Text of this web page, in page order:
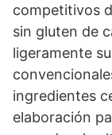
competitivos
sin gluten de
ligeramente
ingredientes
elaboración